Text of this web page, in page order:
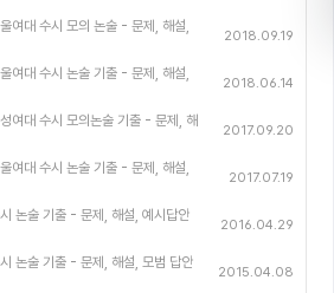
대 수시 모의 논술 - 문제, 해설,
2018.09.19
대 수시 논술 기출 - 문제, 해설,
2018.06.14
대 수시 모의논술 기출 - 문제, 해
2017.09.20
대 수시 논술 기출 - 문제, 해설,
2017.07.19
논술 기출 - 문제, 해설, 예시답안
2016.04.29
논술 기출 - 문제, 해설, 모범 답안
2015.04.08